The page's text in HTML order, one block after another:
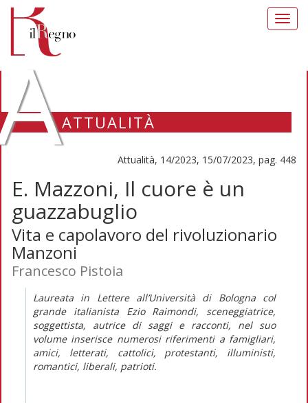
ATTUALITÀ
Attualità, 14/2023, 15/07/2023, pag. 448
E. Mazzoni, Il cuore è un
guazzabuglio
Vita e capolavoro del rivoluzionario
Manzoni
Francesco Pistoia
Laureata in Lettere all’Università di Bologna col
grande italianista Ezio Raimondi, sceneggiatrice,
soggettista, autrice di saggi e racconti, nel suo
volume inserisce numerosi riferimenti a famigliari,
amici, letterati, cattolici, protestanti, illuministi,
romantici, liberali, patrioti.